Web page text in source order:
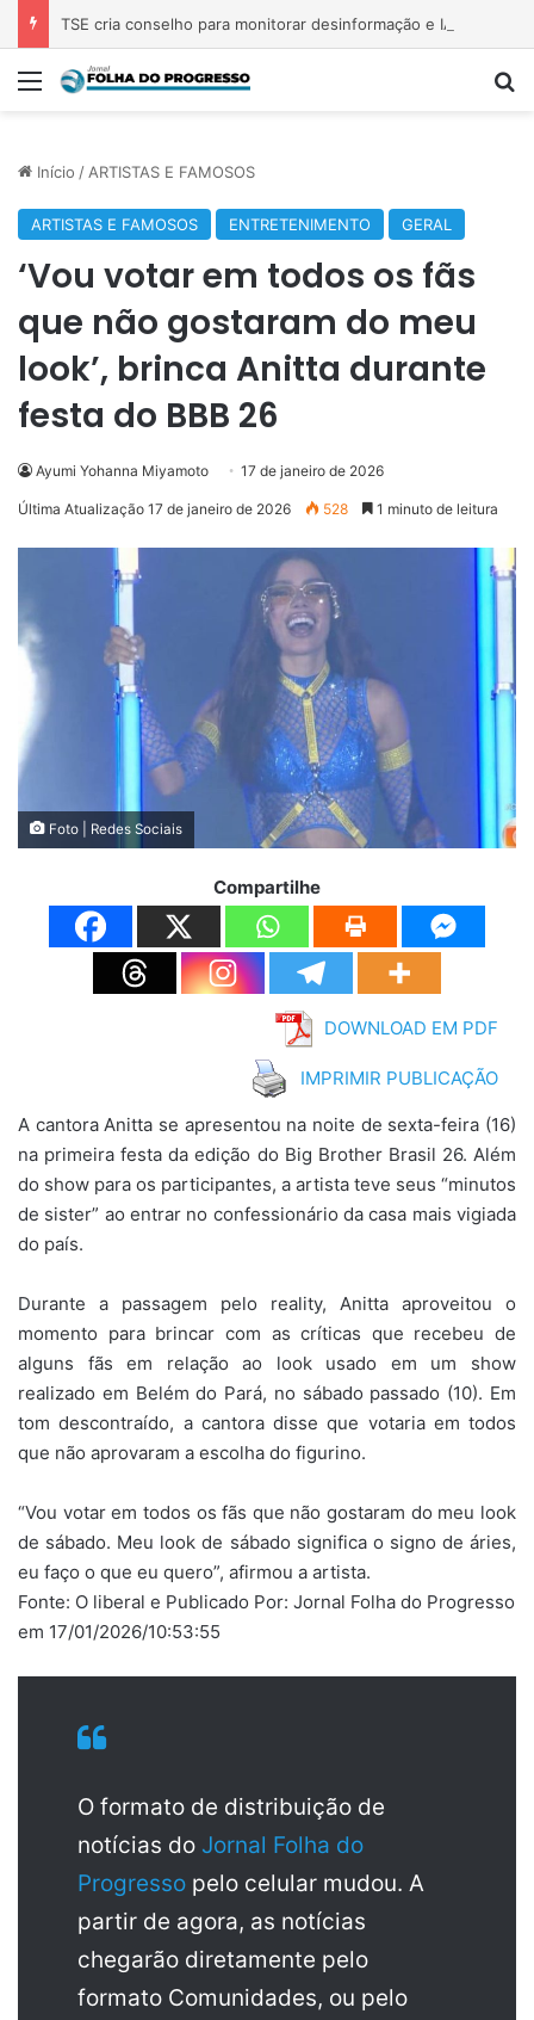
Menu
Início / ARTISTAS E FAMOSOS
ARTISTAS E FAMOSOS ENTRETENIMENTO GERAL
‘Vou votar em todos os fãs
que não gostaram do meu
look’, brinca Anitta durante
festa do BBB 26
Ayumi Yohanna Miyamoto 17 de janeiro de 2026
Última Atualização 17 de janeiro de 2026 528 1 minuto de leitura
Foto | Redes Sociais
Compartilhe
DOWNLOAD EM PDF
IMPRIMIR PUBLICAÇÃO
A cantora Anitta se apresentou na noite de sexta-feira (16)
na primeira festa da edição do Big Brother Brasil 26. Além
do show para os participantes, a artista teve seus “minutos
de sister” ao entrar no confessionário da casa mais vigiada
do país.
Durante a passagem pelo reality, Anitta aproveitou o
momento para brincar com as críticas que recebeu de
alguns fãs em relação ao look usado em um show
realizado em Belém do Pará, no sábado passado (10). Em
tom descontraído, a cantora disse que votaria em todos
que não aprovaram a escolha do figurino.
“Vou votar em todos os fãs que não gostaram do meu look
de sábado. Meu look de sábado significa o signo de áries,
eu faço o que eu quero”, afirmou a artista.
Fonte: O liberal e Publicado Por: Jornal Folha do Progresso
em 17/01/2026/10:53:55
O formato de distribuição de
notícias do Jornal Folha do
Progresso pelo celular mudou. A
partir de agora, as notícias
chegarão diretamente pelo
formato Comunidades, ou pelo